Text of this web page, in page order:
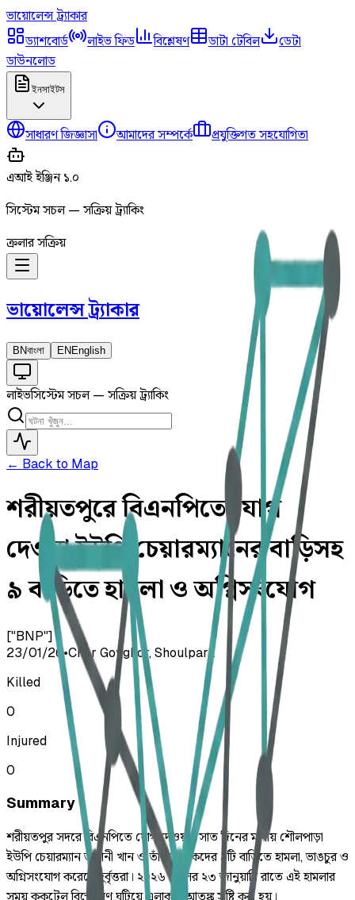
ভায়োলেন্সট্র্যাকার
ড্যাশবোর্ড
লাইভ ফিড বিশ্লেষণ ডাটা টেবিল
ডেটা
ডাউনলোড
ইনসাইটস
সাধারণ জিজ্ঞাসা আমাদের সম্পর্কে প্রযুক্তিগত সহযোগিতা
এআই ইঞ্জিন ১.০
সিস্টেম সচল — সক্রিয় ট্র্যাকিং
ক্রলার সক্রিয়
ভায়োলেন্সট্র্যাকার
BNবাংলা EN English
লাইভসিস্টেম সচল — সক্রিয় ট্র্যাকিং
← Back to Map
শরীয়তপুরে বিএনপিতে যোগ
দেওয়া ইউপি চেয়ারম্যানের বাড়িসহ
৯ বাড়িতে হামলা ও অগ্নিসংযোগ
["BNP"]
23/01/26•Char Goyghor, Shoulpara
Killed
0
Injured
0
Summary
শরীয়তপুর সদরে বিএনপিতে যোগ দেওয়ার সাত দিনের মাথায় শৌলপাড়া
ইউপি চেয়ারম্যান ভাষানী খান ও তাঁর সমর্থকদের ৯টি বাড়িতে হামলা, ভাঙচুর ও
অগ্নিসংযোগ করেছে দুর্বৃত্তরা। ২০২৬ সালের ২৩ জানুয়ারি রাতে এই হামলার
সময় ককটেল বিস্ফোরণ ঘটিয়ে এলাকায় আতঙ্ক সৃষ্টি করা হয়।